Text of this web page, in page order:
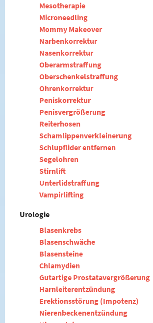
Mesotherapie
Microneedling
Mommy Makeover
Narbenkorrektur
Nasenkorrektur
Oberarmstraffung
Oberschenkelstraffung
Ohrenkorrektur
Peniskorrektur
Penisvergrößerung
Reiterhosen
Schamlippenverkleinerung
Schlupflider entfernen
Segelohren
Stirnlift
Unterlidstraffung
Vampirlifting
Urologie
Blasenkrebs
Blasenschwäche
Blasensteine
Chlamydien
Gutartige Prostatavergrößerung
Harnleiterentzündung
Erektionsstörung (Impotenz)
Nierenbeckenentzündung